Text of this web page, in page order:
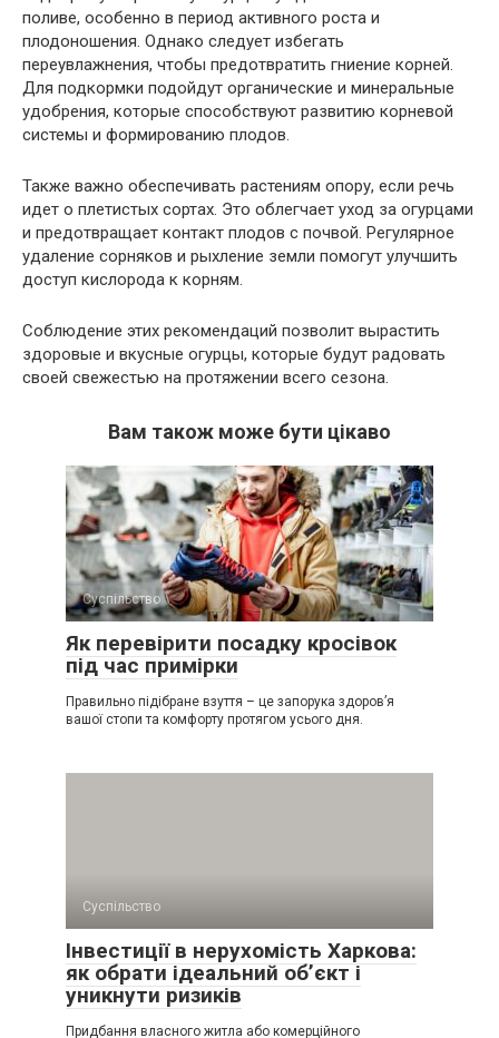
поливе, особенно в период активного роста и
плодоношения. Однако следует избегать
переувлажнения, чтобы предотвратить гниение корней.
Для подкормки подойдут органические и минеральные
удобрения, которые способствуют развитию корневой
системы и формированию плодов.
Также важно обеспечивать растениям опору, если речь
идет о плетистых сортах. Это облегчает уход за огурцами
и предотвращает контакт плодов с почвой. Регулярное
удаление сорняков и рыхление земли помогут улучшить
доступ кислорода к корням.
Соблюдение этих рекомендаций позволит вырастить
здоровые и вкусные огурцы, которые будут радовать
своей свежестью на протяжении всего сезона.
Вам також може бути цікаво
Суспільство
Як перевірити посадку кросівок
під час примірки
Правильно підібране взуття – це запорука здоров’я
вашої стопи та комфорту протягом усього дня.
Суспільство
Інвестиції в нерухомість Харкова:
як обрати ідеальний об’єкт і
уникнути ризиків
Придбання власного житла або комерційного